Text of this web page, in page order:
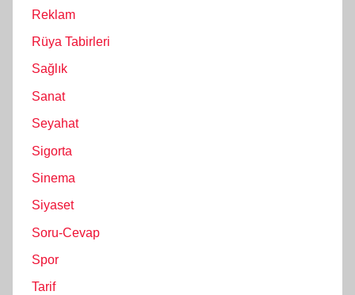
Reklam
Rüya Tabirleri
Sağlık
Sanat
Seyahat
Sigorta
Sinema
Siyaset
Soru-Cevap
Spor
Tarif